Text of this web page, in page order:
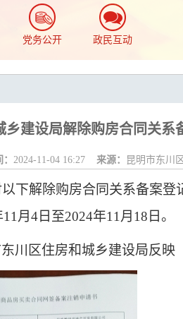
党务公开 政民互动
乡建设局解除购房合同关系
2024-11-04 16:27 来源： 昆明市东川
下解除购房合同关系备案登
月4日至2024年11 月18 日。
川区住房和城乡建设局反映